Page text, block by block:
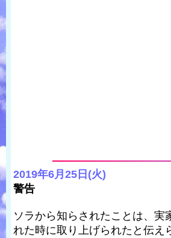
2019年6月25日(火)
警告
ソラから知らされたことは、
れた時に取り上げられたと伝え